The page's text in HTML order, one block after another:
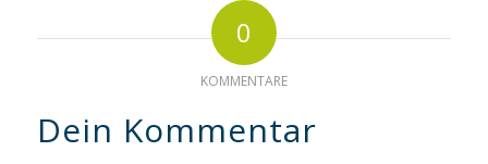
0
KOMMENTARE
Dein Kommentar